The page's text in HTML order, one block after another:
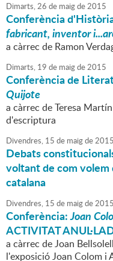
Dimarts,26 de maigde2015
Conferència
fabricant, inventor
a càrrec de Ramon
Dimarts, 19 de maigde2015
Conferència de
Quijote
a càrrec de Teresa
d'escriptura
Divendres, 15 de maigde2015
Debats
voltant de com
catalana
Divendres, 15 de maigde2015
Conferència:Joan
ACTIVITAT
a càrrec de Joan
l'exposició Joan Colom i